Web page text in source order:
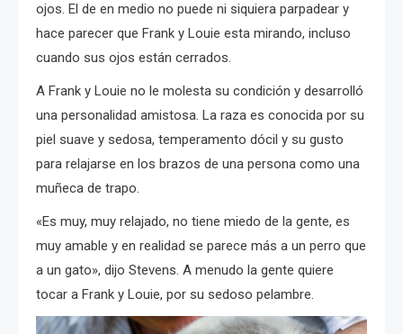
ojos. El de en medio no puede ni siquiera parpadear y
hace parecer que Frank y Louie esta mirando, incluso
cuando sus ojos están cerrados.
A Frank y Louie no le molesta su condición y desarrolló
una personalidad amistosa. La raza es conocida por su
piel suave y sedosa, temperamento dócil y su gusto
para relajarse en los brazos de una persona como una
muñeca de trapo.
«Es muy, muy relajado, no tiene miedo de la gente, es
muy amable y en realidad se parece más a un perro que
a un gato», dijo Stevens. A menudo la gente quiere
tocar a Frank y Louie, por su sedoso pelambre.